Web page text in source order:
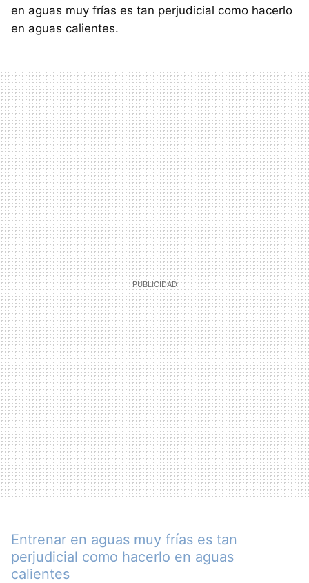
en aguas muy frías es tan perjudicial como hacerlo
en aguas calientes.
Entrenar en aguas muy frías es tan
perjudicial como hacerlo en aguas
calientes